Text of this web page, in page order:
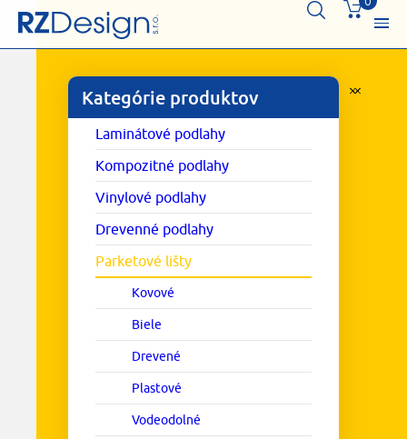
Kategórie produktov
Laminátové podlahy
Kompozitné podlahy
Vinylové podlahy
Drevenné podlahy
Parketové lišty
Kovové
Biele
Drevené
Plastové
Vodeodolné